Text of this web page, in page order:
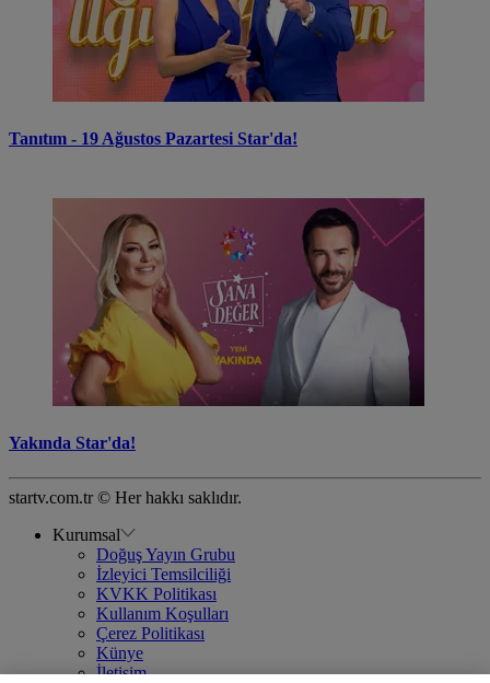
Tanıtım - 19 Ağustos Pazartesi Star'da!
Yakında Star'da!
startv.com.tr © Her hakkı saklıdır.
Kurumsal
Doğuş Yayın Grubu
İzleyici Temsilciliği
KVKK Politikası
Kullanım Koşulları
Çerez Politikası
Künye
İletişim